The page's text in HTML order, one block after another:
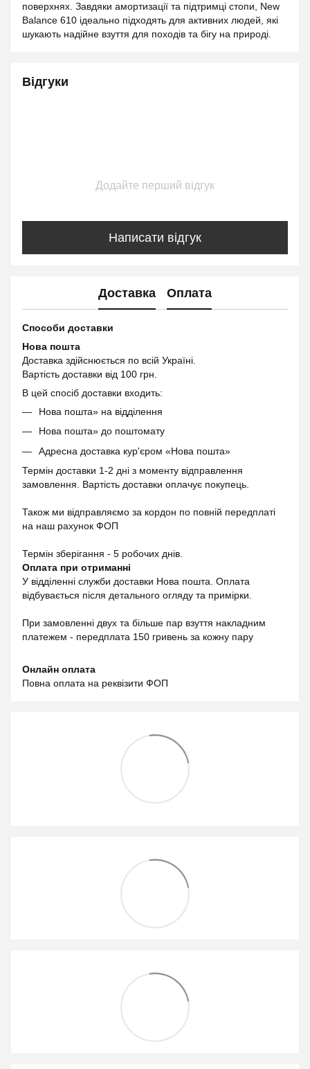
поверхнях. Завдяки амортизації та підтримці стопи, New
Balance 610 ідеально підходять для активних людей, які
шукають надійне взуття для походів та бігу на природі.
Відгуки
Додайте перший відгук
Написати відгук
Доставка Оплата
Способи доставки
Нова пошта
Доставка здійснюється по всій Україні.
Вартість доставки від 100 грн.
В цей спосіб доставки входить:
Нова пошта» на відділення
Нова пошта» до поштомату
Адресна доставка кур'єром «Нова пошта»
Термін доставки 1-2 дні з моменту відправлення
замовлення. Вартість доставки оплачує покупець.
Також ми відправляємо за кордон по повній передплаті
на наш рахунок ФОП
Термін зберігання - 5 робочих днів.
Оплата при отриманні
У відділенні служби доставки Нова пошта. Оплата
відбувається після детального огляду та примірки.
При замовленні двух та більше пар взуття накладним
платежем - передплата 150 гривень за кожну пару
Онлайн оплата
Повна оплата на реквізити ФОП